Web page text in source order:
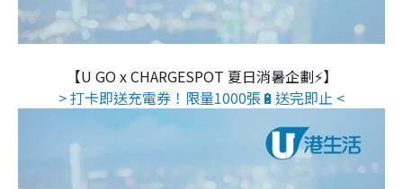
【U GO x CHARGESPOT 夏日消暑企劃⚡】
> 打卡即送充電券！限量1000張🔋送完即止 <